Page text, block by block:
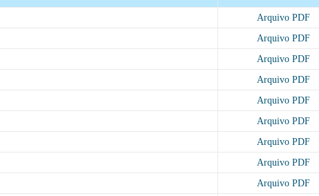
Arquivo PDF
Arquivo PDF
Arquivo PDF
Arquivo PDF
Arquivo PDF
Arquivo PDF
Arquivo PDF
Arquivo PDF
Arquivo PDF